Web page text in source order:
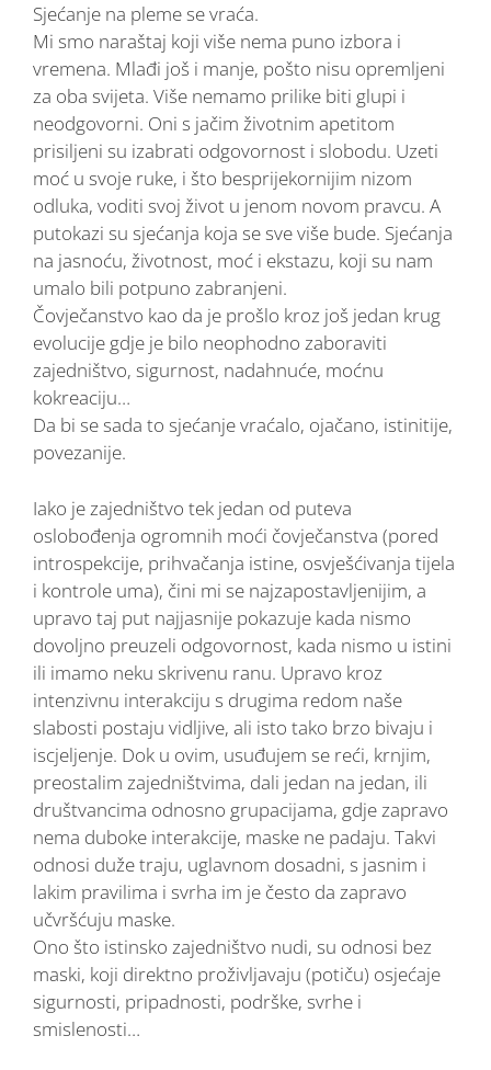
Sjećanje na pleme se vraća.
Mi smo naraštaj koji više nema puno izbora i
vremena. Mlađi još i manje, pošto nisu opremljeni
za oba svijeta. Više nemamo prilike biti glupi i
neodgovorni. Oni s jačim životnim apetitom
prisiljeni su izabrati odgovornost i slobodu. Uzeti
moć u svoje ruke, i što besprijekornijim nizom
odluka, voditi svoj život u jenom novom pravcu. A
putokazi su sjećanja koja se sve više bude. Sjećanja
na jasnoću, životnost, moć i ekstazu, koji su nam
umalo bili potpuno zabranjeni.
Čovječanstvo kao da je prošlo kroz još jedan krug
evolucije gdje je bilo neophodno zaboraviti
zajedništvo, sigurnost, nadahnuće, moćnu
kokreaciju…
Da bi se sada to sjećanje vraćalo, ojačano, istinitije,
povezanije.
Iako je zajedništvo tek jedan od puteva
oslobođenja ogromnih moći čovječanstva (pored
introspekcije, prihvačanja istine, osvješćivanja tijela
i kontrole uma), čini mi se najzapostavljenijim, a
upravo taj put najjasnije pokazuje kada nismo
dovoljno preuzeli odgovornost, kada nismo u istini
ili imamo neku skrivenu ranu. Upravo kroz
intenzivnu interakciju s drugima redom naše
slabosti postaju vidljive, ali isto tako brzo bivaju i
iscjeljenje. Dok u ovim, usuđujem se reći, krnjim,
preostalim zajedništvima, dali jedan na jedan, ili
društvancima odnosno grupacijama, gdje zapravo
nema duboke interakcije, maske ne padaju. Takvi
odnosi duže traju, uglavnom dosadni, s jasnim i
lakim pravilima i svrha im je često da zapravo
učvršćuju maske.
Ono što istinsko zajedništvo nudi, su odnosi bez
maski, koji direktno proživljavaju (potiču) osjećaje
sigurnosti, pripadnosti, podrške, svrhe i
smislenosti…